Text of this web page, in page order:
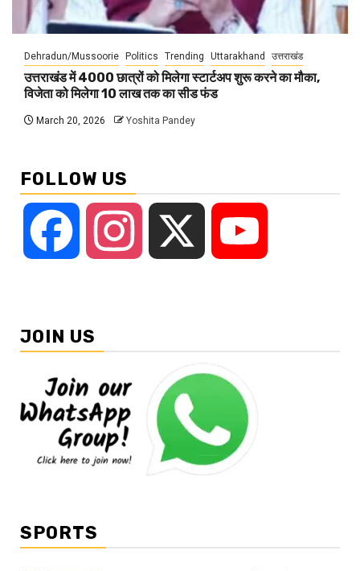
Dehradun/Mussoorie Politics Trending Uttarakhand उत्तराखंड
उत्तराखंड में 4000 छात्रों को मिलेगा स्टार्टअप शुरू करने का मौका,
विजेता को मिलेगा 10 लाख तक का सीड फंड
March 20, 2026 Yoshita Pandey
FOLLOW US
Facebook Instagram
JOIN US
SPORTS